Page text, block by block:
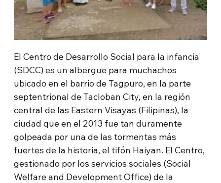
El Centro de Desarrollo Social para la infancia
(SDCC) es un albergue para muchachos
ubicado en el barrio de Tagpuro, en la parte
septentrional de Tacloban City, en la región
central de las Eastern Visayas (Filipinas), la
ciudad que en el 2013 fue tan duramente
golpeada por una de las tormentas más
fuertes de la historia, el tifón Haiyan. El Centro,
gestionado por los servicios sociales (Social
Welfare and Development Office) de la